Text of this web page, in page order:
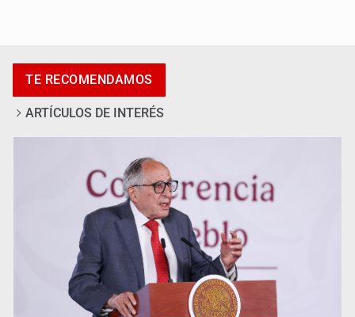
en Oblatos
Advierten retrocesos en transparencia tras desaparición
del INAI
TE RECOMENDAMOS
ARTÍCULOS DE INTERÉS